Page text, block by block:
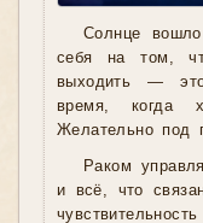
Солнце
себя на том,
выходить —
время, когда
Желательно под
Раком
и всё, что